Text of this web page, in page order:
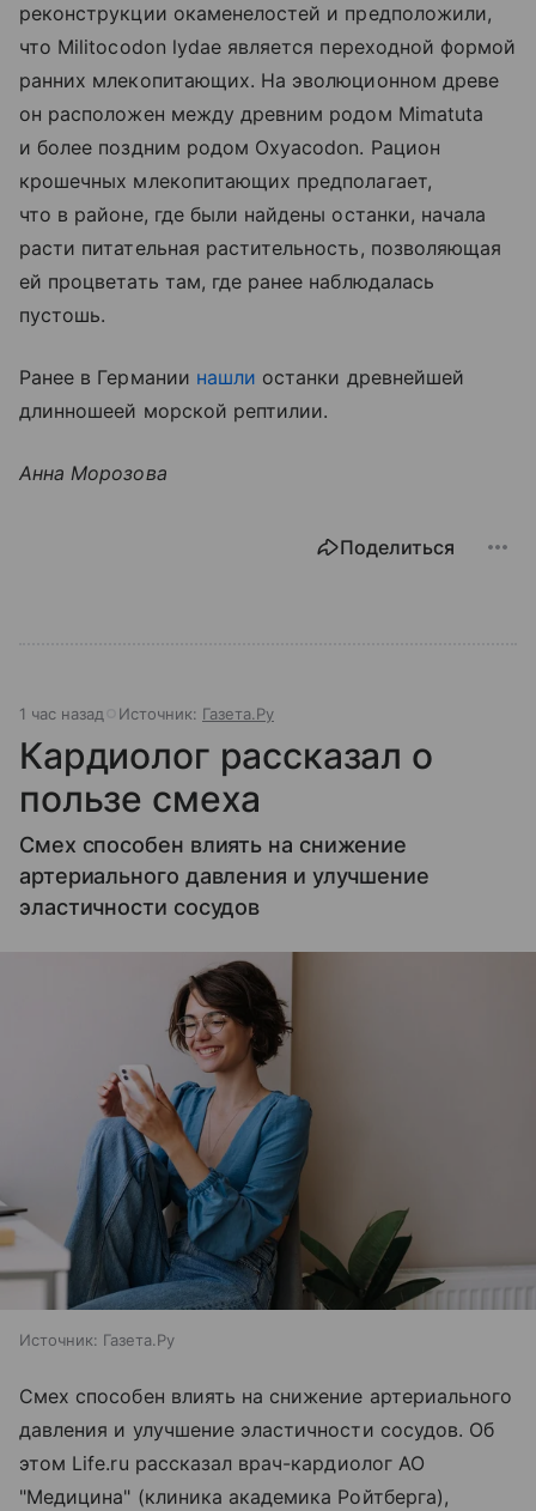
реконструкции окаменелостей и предположили,
что Militocodon lydae является переходной формой
ранних млекопитающих. На эволюционном древе
он расположен между древним родом Mimatuta
и более поздним родом Oxyacodon. Рацион
крошечных млекопитающих предполагает,
что в районе, где были найдены останки, начала
расти питательная растительность, позволяющая
ей процветать там, где ранее наблюдалась
пустошь.
Ранее в Германии нашли останки древнейшей
длинношеей морской рептилии.
Анна Морозова
Поделиться
1 час назад Источник: Газета.Ру
Кардиолог рассказал о
пользе смеха
Смех способен влиять на снижение
артериального давления и улучшение
эластичности сосудов
Источник: Газета.Ру
Смех способен влиять на снижение артериального
давления и улучшение эластичности сосудов. Об
этом Life.ru рассказал врач-кардиолог АО
"Медицина" (клиника академика Ройтберга),